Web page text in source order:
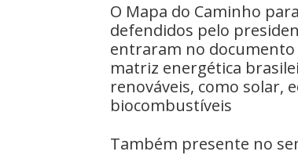
O Mapa do Caminho
defendidos pelo
entraram no documento
matriz energética
renováveis, como solar,
biocombustíveis
Também presente no